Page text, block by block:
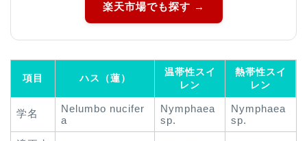
楽天市場でも探す →
項目 ハス（蓮）
温帯性スイ
レン
熱帯性スイ
レン
学名
Nelumbo nucifer
a
Nymphaea
sp.
Nymphaea
sp.